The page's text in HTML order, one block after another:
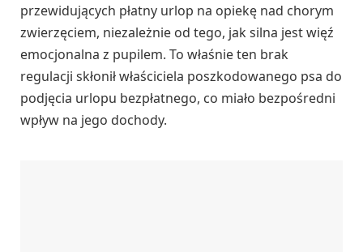
przewidujących płatny urlop na opiekę nad chorym
zwierzęciem, niezależnie od tego, jak silna jest więź
emocjonalna z pupilem. To właśnie ten brak
regulacji skłonił właściciela poszkodowanego psa do
podjęcia urlopu bezpłatnego, co miało bezpośredni
wpływ na jego dochody.